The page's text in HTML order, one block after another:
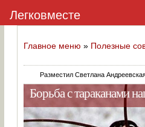
Главное меню » Полезные
Разместил Светлана
Борьба с тараканами
Легковместе